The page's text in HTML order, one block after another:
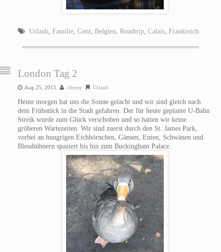
Urlaub, Familie, Gent, Belgien Roadtrip, Calais, Frankreich
London Tag 2
Aug 25, 2015 cheesy Urlaub
Heute morgen hat uns die Sonne gelacht und wir sind gleich nach
dem Frühstück in die Stadt gefahren. Der für heute geplante U-Bahn
Streik wurde zum Glück verschoben und so hatten wir keine
gröberen Wartezeiten. Wir sind zuerst durch den St. James Park,
vorbei an hungrigen Eichhörnchen, Gänsen, Enten, Schwänen und
Blesshühnern spaziert bis hin zum Buckingham Palace.